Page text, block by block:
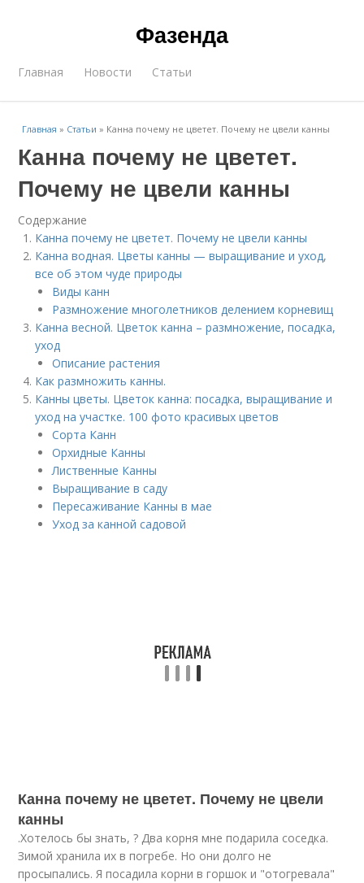
Фазенда
Главная Новости Статьи
Главная » Статьи » Канна почему не цветет. Почему не цвели канны
Канна почему не цветет.
Почему не цвели канны
Содержание
Канна почему не цветет. Почему не цвели канны
Канна водная. Цветы канны — выращивание и уход,
все об этом чуде природы
Виды канн
Размножение многолетников делением корневищ
Канна весной. Цветок канна – размножение, посадка,
уход
Описание растения
Как размножить канны.
Канны цветы. Цветок канна: посадка, выращивание и
уход на участке. 100 фото красивых цветов
Сорта Канн
Орхидные Канны
Лиственные Канны
Выращивание в саду
Пересаживание Канны в мае
Уход за канной садовой
Канна почему не цветет. Почему не цвели
канны
.Хотелось бы знать, ? Два корня мне подарила соседка.
Зимой хранила их в погребе. Но они долго не
просыпались. Я посадила корни в горшок и "отогревала"